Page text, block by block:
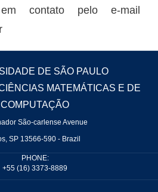
contato pelo e-mail
DE SÃO PAULO
MATEMÁTICAS E DE
COMPUTAÇÃO
São-carlense Avenue
SP 13566-590 - Brazil
PHONE:
+55 (16) 3373-8889